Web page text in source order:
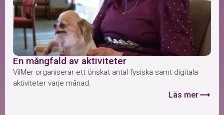
En mångfald av aktiviteter
VilMer organiserar ett önskat antal fysiska samt digitala
aktiviteter varje månad.
Läs mertrending_flat